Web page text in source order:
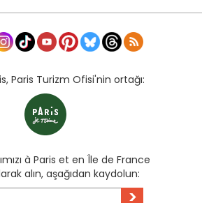
Paris Turizm Ofisi'nin ortağı:
à Paris et en Île de France
alın, aşağıdan kaydolun:
>